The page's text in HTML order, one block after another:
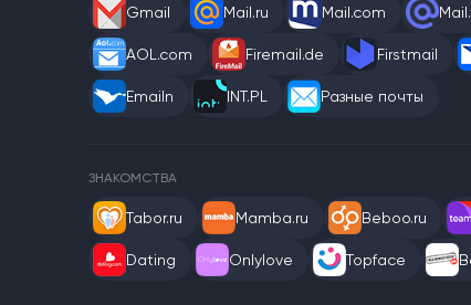
Gmail Mail.ru Mail.com
AOL.com Firemail.de Firstmail
Emailn INT.PL Разные почты
ЗНАКОМСТВА
Tabor.ru Mamba.ru Beboo.ru
Dating Onlylove Topface